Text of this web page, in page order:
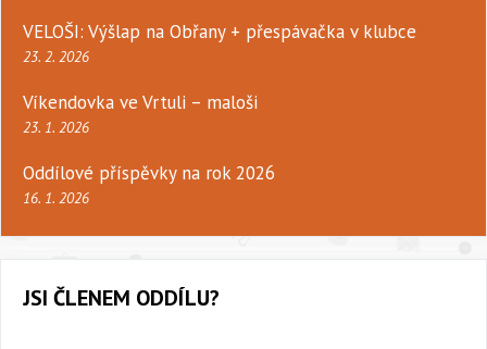
VELOŠI: Výšlap na Obřany + přespávačka v klubce
23. 2. 2026
Víkendovka ve Vrtuli – maloši
23. 1. 2026
Oddílové příspěvky na rok 2026
16. 1. 2026
JSI ČLENEM ODDÍLU?